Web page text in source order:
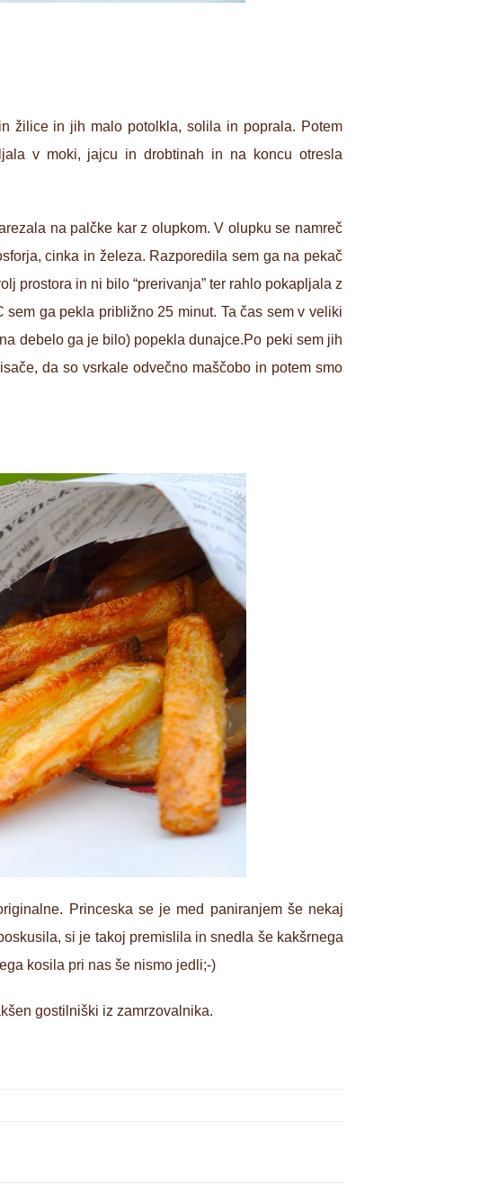
žilice in jih malo potolkla, solila in poprala. Potem
v moki, jajcu in drobtinah in na koncu otresla
na palčke kar z olupkom. V olupku se namreč
cinka in železa. Razporedila sem ga na pekač
prostora in ni bilo “prerivanja” ter rahlo pokapljala z
ga pekla približno 25 minut. Ta čas sem v veliki
debelo ga je bilo) popekla dunajce.Po peki sem jih
da so vsrkale odvečno maščobo in potem smo
Princeska se je med paniranjem še nekaj
si je takoj premislila in snedla še kakšrnega
kosila pri nas še nismo jedli;-)
gostilniški iz zamrzovalnika.